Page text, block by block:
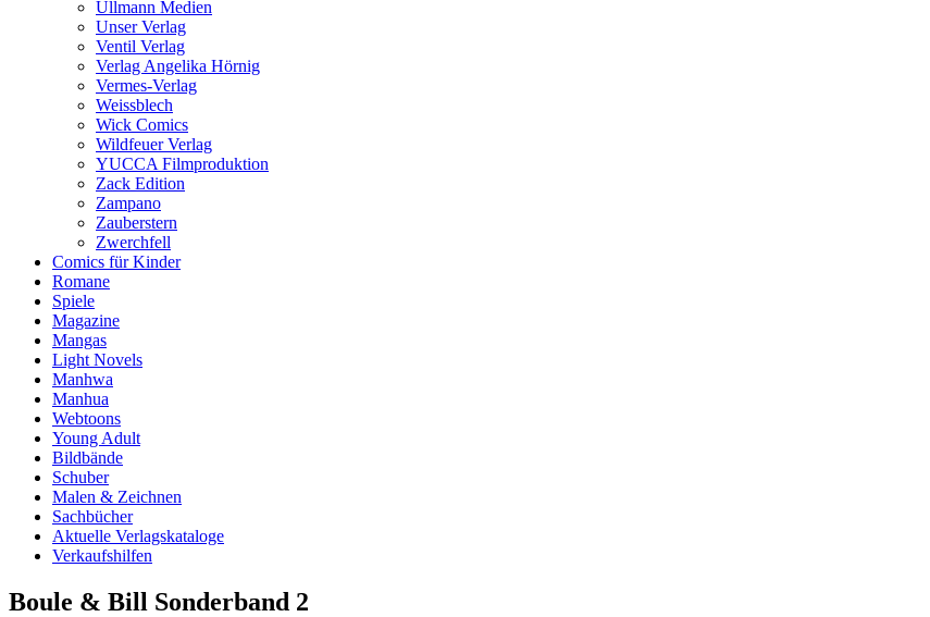
Ullmann Medien
Unser Verlag
Ventil Verlag
Verlag Angelika Hörnig
Vermes-Verlag
Weissblech
Wick Comics
Wildfeuer Verlag
YUCCA Filmproduktion
Zack Edition
Zampano
Zauberstern
Zwerchfell
Comics für Kinder
Romane
Spiele
Magazine
Mangas
Light Novels
Manhwa
Manhua
Webtoons
Young Adult
Bildbände
Schuber
Malen & Zeichnen
Sachbücher
Aktuelle Verlagskataloge
Verkaufshilfen
Boule & Bill Sonderband 2